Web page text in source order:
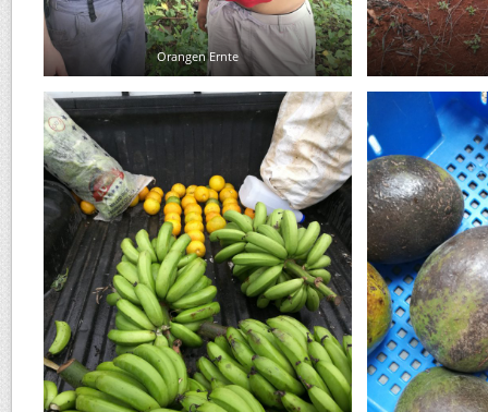
Orangen Ernte